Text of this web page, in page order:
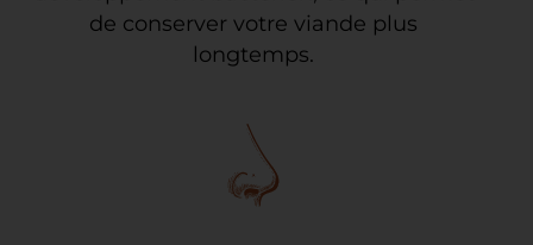
de conserver votre viande plus
longtemps.